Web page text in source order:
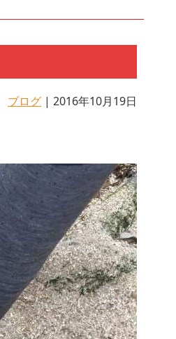
ブログ | 2016年10月19日